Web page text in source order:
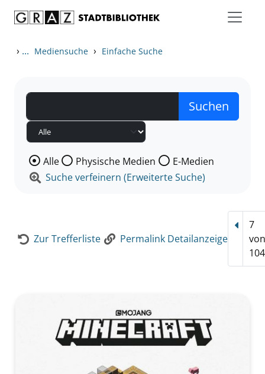
› ... Mediensuche › Einfache Suche
Wählen Sie die Medienart nach der Sie suchen wollen.
Alle Physische Medien
E-Medien
Suche verfeinern (Erweiterte Suche)
Zur Trefferliste Permalink Detailanzeige
7
von
104